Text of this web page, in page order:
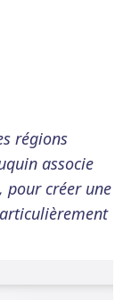
régions
associe
créer une